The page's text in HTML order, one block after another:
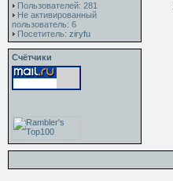
Пользователей: 281
Не активированный
пользователь: 6
Посетитель: ziryfu
Счётчики